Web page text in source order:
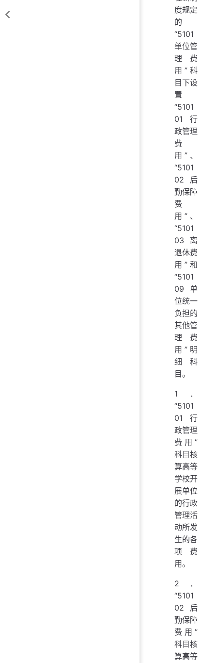
度规定
的
“5101
单位管
理费
用”科
目下设
置
“5101
01 行
政管理
费
用”、
“5101
02 后
勤保障
费
用”、
“5101
03 离
退休费
用”和
“5101
09 单
位统一
负担的
其他管
理费
用”明
细科
目。
1．
“5101
01 行
政管理
费用”
科目核
算高等
学校开
展单位
的行政
管理活
动所发
生的各
项费
用。
2．
“5101
02 后
勤保障
费用”
科目核
算高等